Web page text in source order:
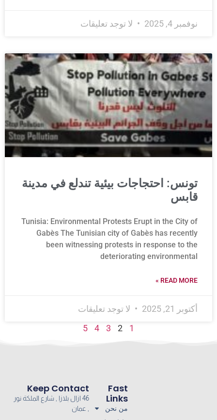
نوفمبر 4, 2025 لا توجد تعليقات
تونس: احتجاجات بيئية تندلع في مدينة
قابس
Tunisia: Environmental Protests Erupt in the City of
Gabès The Tunisian city of Gabès has recently
been witnessing protests in response to the
deteriorating environmental
READ MORE »
أكتوبر 21, 2025
لا توجد تعليقات
1
2
3
4
5
Fast
Links
من نحن
Keep Contact
46 ازال بلازا , شارع الملكة نور
, عمان